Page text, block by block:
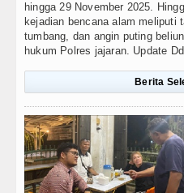
hingga 29 November 2025.
kejadian bencana alam meliputi
tumbang, dan angin puting
hukum Polres jajaran. Update
Berita